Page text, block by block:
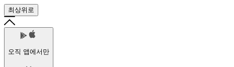
최상위로
오직 앱에서만